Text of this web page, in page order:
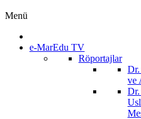
Menü
e-MarEdu TV
Röportajlar
ve